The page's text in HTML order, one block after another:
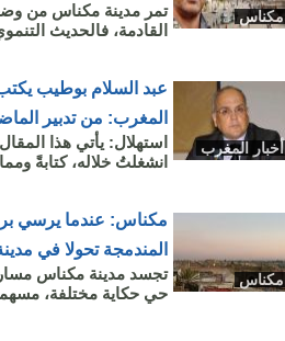
مكناس
تمر مدينة مكناس من
القادمة، فالحديث
أخبار المغرب
عبد السلام بوطيب يكتب:
المغرب: من تدبير
استهلال: يأتي هذا
انشغلتُ خلاله، كتابةً
مكناس
مكناس: عندما يرسي
المندمجة تحولا في
تجسد مدينة مكناس
حي حكاية مختلفة،